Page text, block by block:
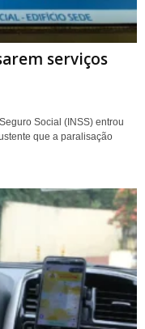
serviços
Social (INSS) entrou
que a paralisação